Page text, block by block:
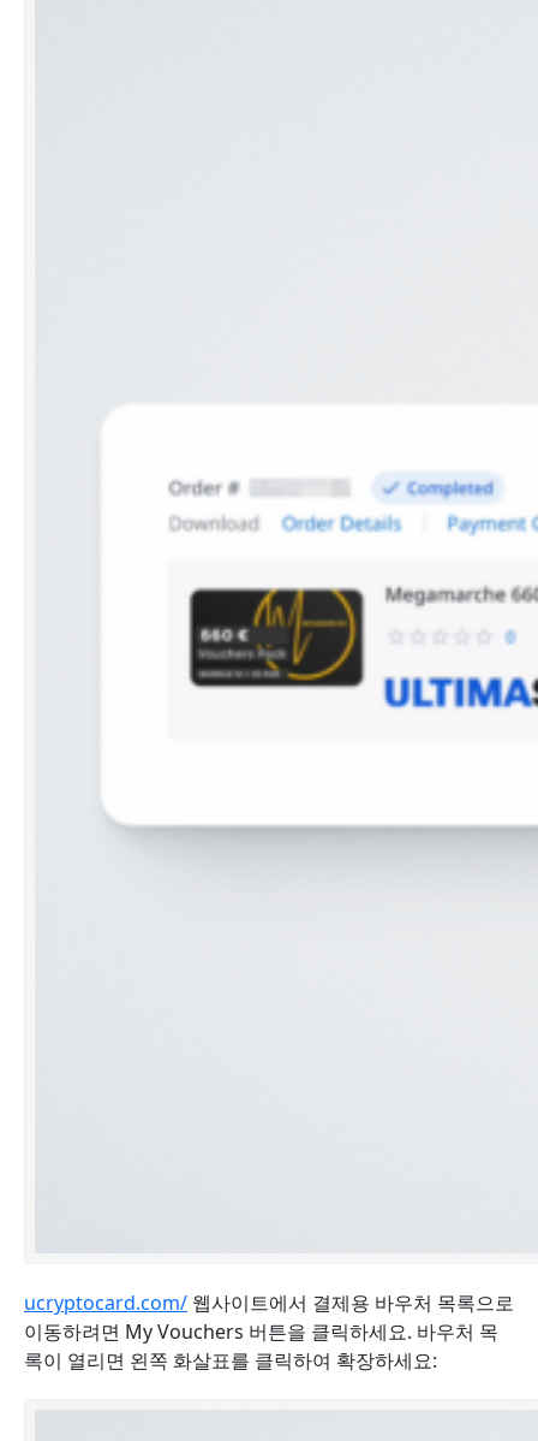
ucryptocard.com/ 웹사이트에서 결제용 바우처 목록으로
이동하려면 My Vouchers 버튼을 클릭하세요. 바우처 목
록이 열리면 왼쪽 화살표를 클릭하여 확장하세요: